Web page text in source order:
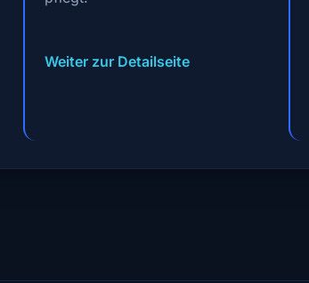
Weiter zur Detailseite